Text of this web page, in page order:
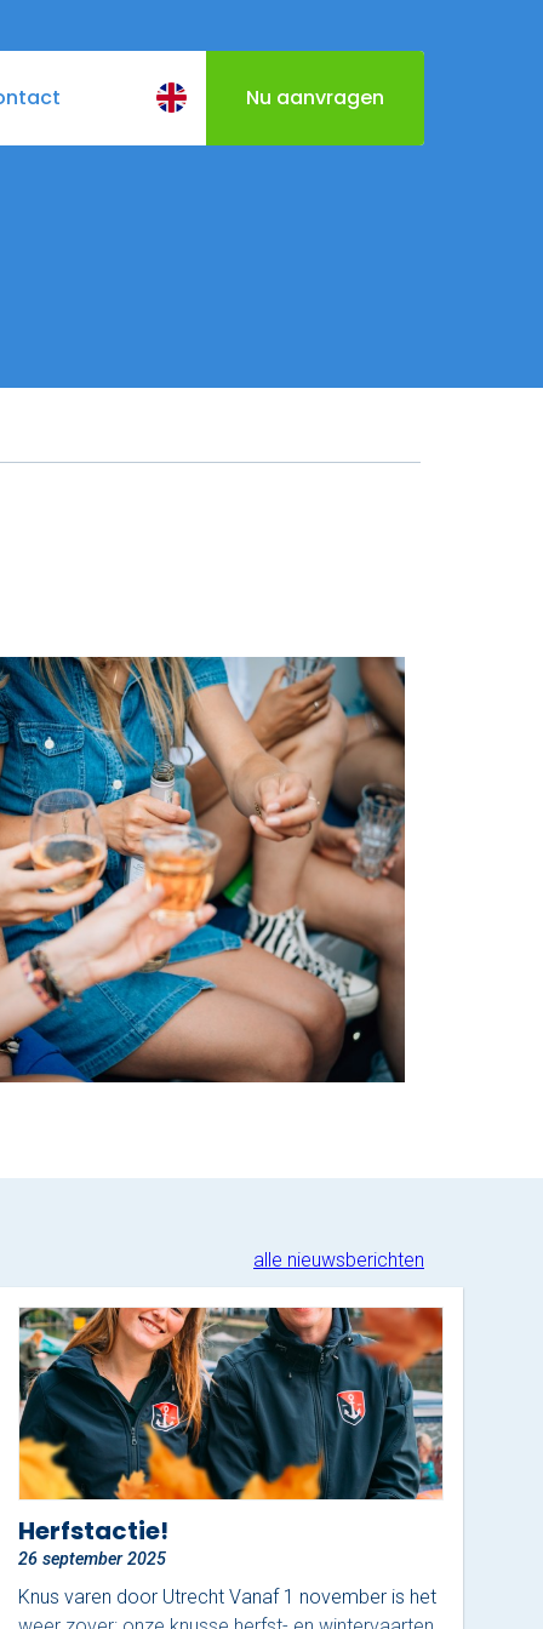
CateringmenuVaren door Utrecht
Nu aanvragen
alle nieuwsberichten
Herfstactie!
26 september 2025
Knus varen door Utrecht Vanaf 1 november is het